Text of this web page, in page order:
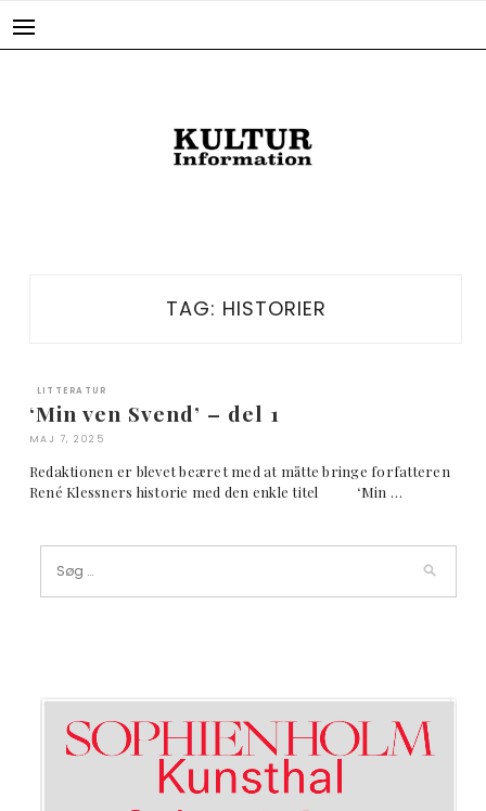
TAG: HISTORIER
LITTERATUR
‘Min ven Svend’ – del 1
MAJ 7, 2025
Redaktionen er blevet beæret med at måtte bringe forfatteren
René Klessners historie med den enkle titel ‘Min …